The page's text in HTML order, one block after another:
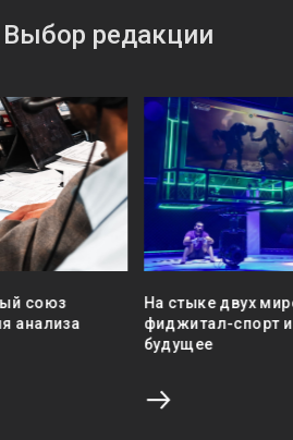
Выбор редакции
союз
анализа
На стыке двух
фиджитал-спорт
будущее